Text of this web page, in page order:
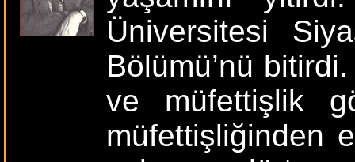
Üniversitesi
Bölümü’nü bitirdi.
ve müfettişlik
müfettişliğinden